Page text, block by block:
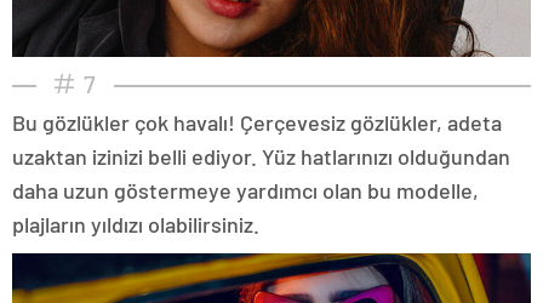
7
Bu gözlükler çok havalı! Çerçevesiz gözlükler, adeta
uzaktan izinizi belli ediyor. Yüz hatlarınızı olduğundan
daha uzun göstermeye yardımcı olan bu modelle,
plajların yıldızı olabilirsiniz.